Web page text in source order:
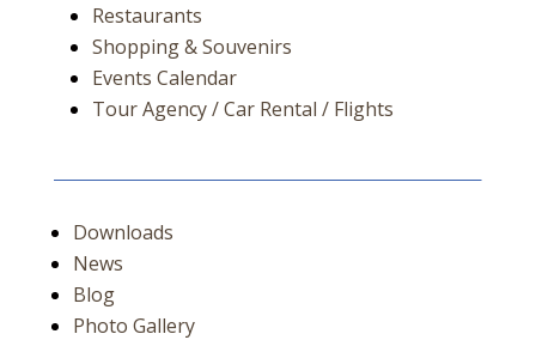
Restaurants
Shopping & Souvenirs
Events Calendar
Tour Agency / Car Rental / Flights
Downloads
News
Blog
Photo Gallery